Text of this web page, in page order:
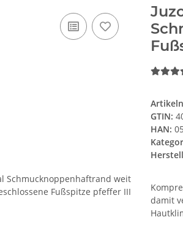
GTIN:
HAN:
damit